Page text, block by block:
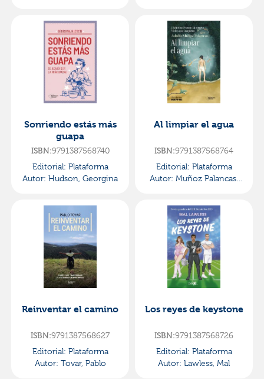
Sonriendo estás más
guapa
ISBN:9791387568740
Editorial: Plataforma
Autor: Hudson, Georgina
Al limpiar el agua
ISBN:9791387568764
Editorial: Plataforma
Autor: Muñoz Palancas,
Reinventar el camino
ISBN:9791387568627
Editorial: Plataforma
Autor: Tovar, Pablo
Los reyes de keystone
ISBN:9791387568726
Editorial: Plataforma
Autor: Lawless, Mal